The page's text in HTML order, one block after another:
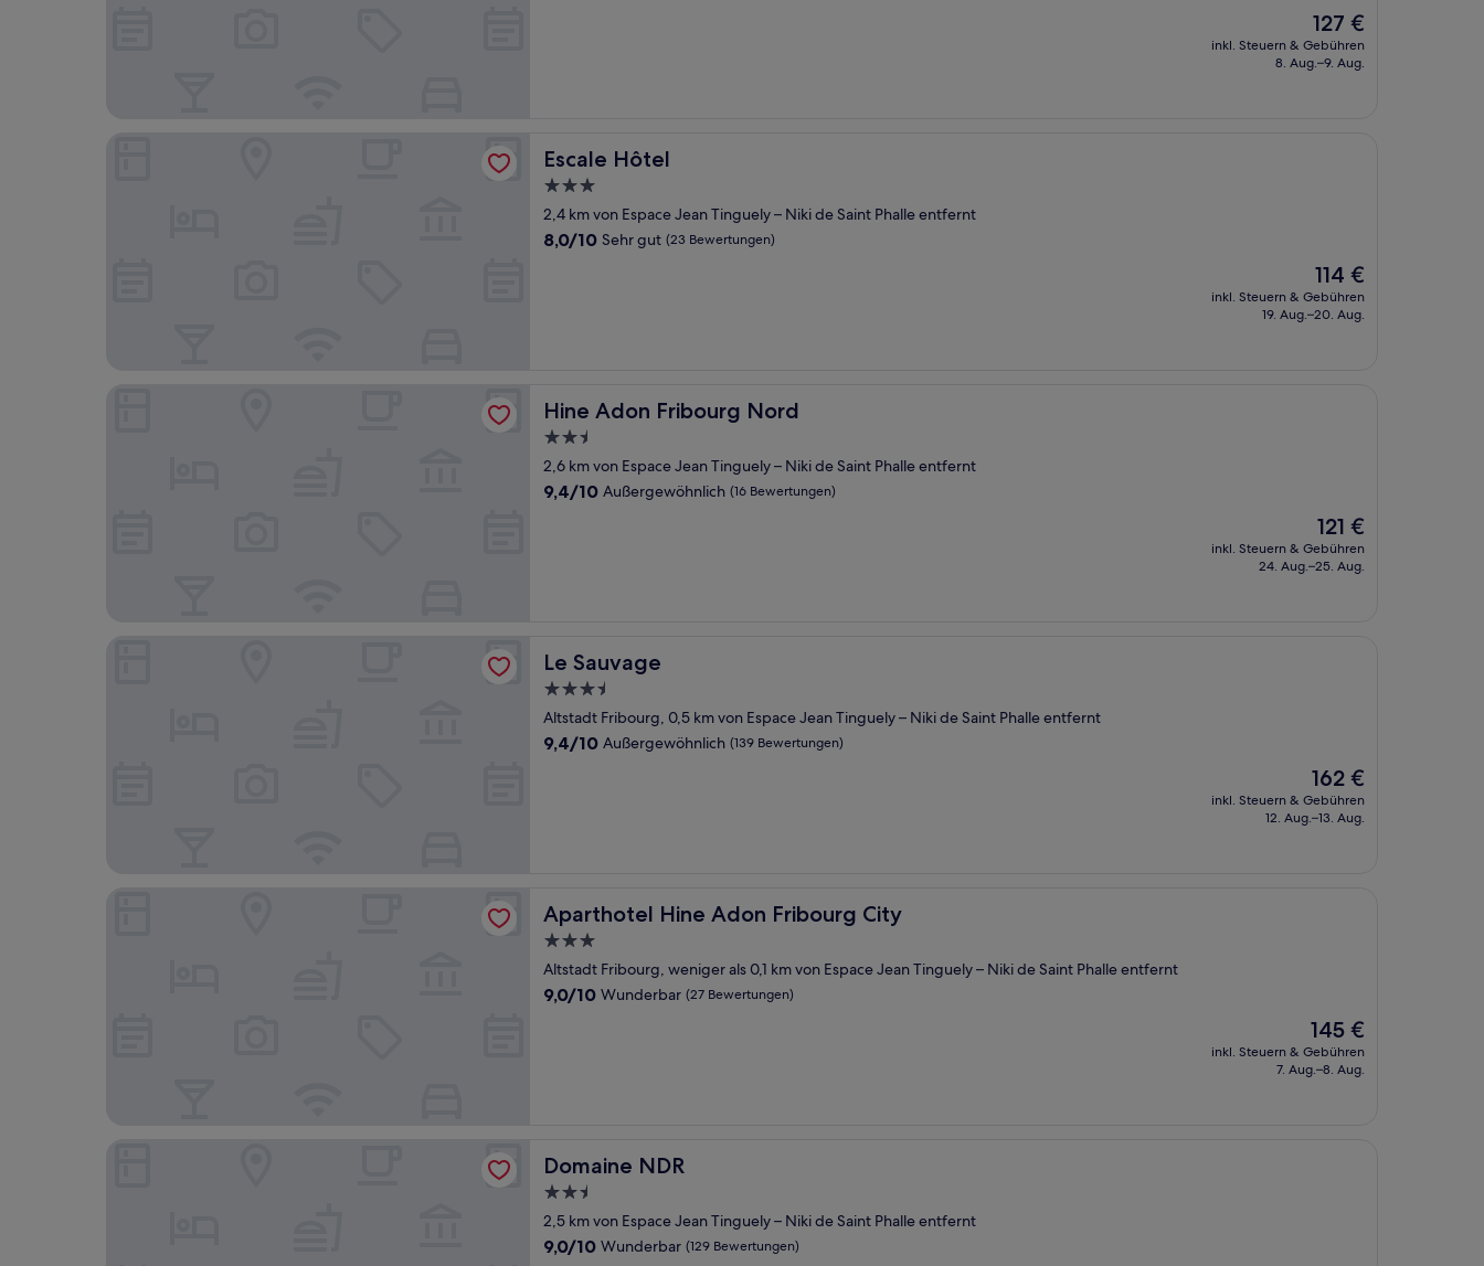
Der
Preis
beträgt
127 €
inkl. Steuern & Gebühren
8. Aug.–9. Aug.
Escale Hôtel
Escale Hôtel
3.0-
Sterne-
Unterkunft
2,4 km von Espace Jean Tinguely – Niki de Saint Phalle entfernt
8.0
8,0/10 Sehr gut (23 Bewertungen)
Der
Preis
beträgt
114 €
inkl. Steuern & Gebühren
19. Aug.–20. Aug.
Hine Adon Fribourg Nord
Hine Adon Fribourg Nord
2.5-
Sterne-
Unterkunft
2,6 km von Espace Jean Tinguely – Niki de Saint Phalle entfernt
9.4
9,4/10 Außergewöhnlich (16 Bewertungen)
Der
Preis
beträgt
121 €
inkl. Steuern & Gebühren
24. Aug.–25. Aug.
Le Sauvage
Le Sauvage
3.5-
Sterne-
Unterkunft
Altstadt Fribourg, 0,5 km von Espace Jean Tinguely – Niki de Saint Phalle entfernt
9.4
9,4/10 Außergewöhnlich (139 Bewertungen)
Der
Preis
beträgt
162 €
inkl. Steuern & Gebühren
12. Aug.–13. Aug.
Aparthotel Hine Adon Fribourg City
Aparthotel Hine Adon Fribourg City
3.0-
Sterne-
Unterkunft
Altstadt Fribourg, weniger als 0,1 km von Espace Jean Tinguely – Niki de Saint Phalle entfernt
9.0
9,0/10 Wunderbar (27 Bewertungen)
Der
Preis
beträgt
145 €
inkl. Steuern & Gebühren
7. Aug.–8. Aug.
Domaine NDR
Domaine NDR
2.5-
Sterne-
Unterkunft
2,5 km von Espace Jean Tinguely – Niki de Saint Phalle entfernt
9.0
9,0/10 Wunderbar (129 Bewertungen)